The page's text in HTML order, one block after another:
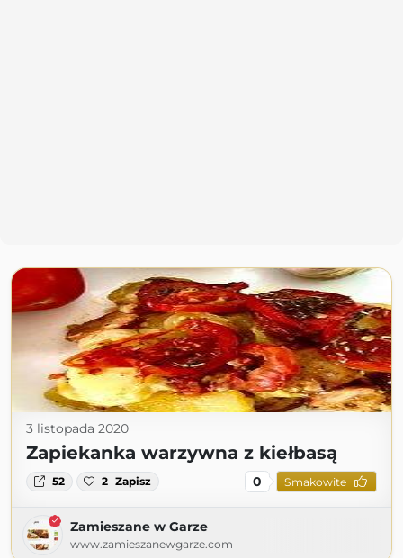
3 listopada 2020
Zapiekanka warzywna z kiełbasą
52 2 Zapisz 0 Smakowite
Zamieszane w Garze
www.zamieszanewgarze.com